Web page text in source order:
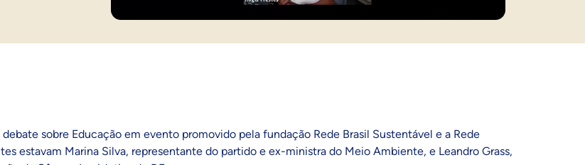
sobre Educação em evento promovido pela fundação Rede Brasil Sustentável e a Rede
estavam Marina Silva, representante do partido e ex-ministra do Meio Ambiente, e Leandro Grass,